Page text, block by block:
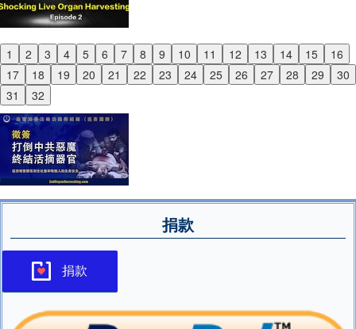
1 2 3 4 5 6 7 8 9 10 11 12 13 14 15
16
17
18 19 20 21 22 23 24 25 26 27 28 29
30
31
32
Previous
Next
捐款
捐款